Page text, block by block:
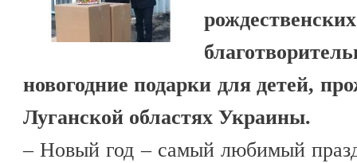
новогодние подарки для детей,
Луганской областях Украины.
– Новый год – самый любимый